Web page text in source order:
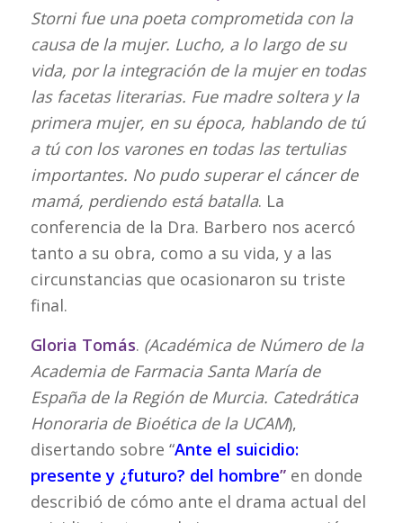
Storni fue una poeta comprometida con la
causa de la mujer. Lucho, a lo largo de su
vida, por la integración de la mujer en todas
las facetas literarias. Fue madre soltera y la
primera mujer, en su época, hablando de tú
a tú con los varones en todas las tertulias
importantes. No pudo superar el cáncer de
mamá, perdiendo está batalla. La
conferencia de la Dra. Barbero nos acercó
tanto a su obra, como a su vida, y a las
circunstancias que ocasionaron su triste
final.
Gloria Tomás. (Académica de Número de la
Academia de Farmacia Santa María de
España de la Región de Murcia. Catedrática
Honoraria de Bioética de la UCAM),
disertando sobre “Ante el suicidio:
presente y ¿futuro? del hombre” en donde
describió de cómo ante el drama actual del